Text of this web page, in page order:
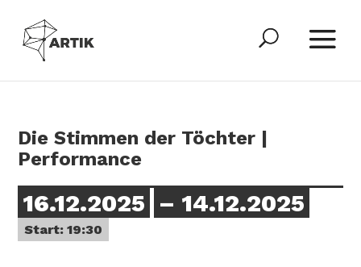
Die Stimmen der Töchter |
Performance
16.12.2025 – 14.12.2025
Start: 19:30